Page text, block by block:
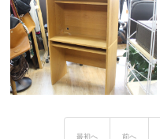
最初へ 前へ